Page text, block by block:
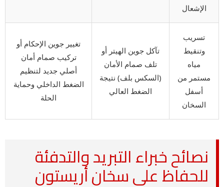
الإشعال
تسريب
وتنقيط
مياه
مستمر من
أسفل
السخان
تآكل جوين الهيتر أو
تلف صمام الأمان
(السكس بلف) نتيجة
الضغط العالي
تغيير جوين الإحكام أو
تركيب صمام أمان
أصلي جديد لتنظيم
الضغط الداخلي وحماية
الحلة
نصائح خبراء التبريد والتدفئة
للحفاظ على سخان أريستون